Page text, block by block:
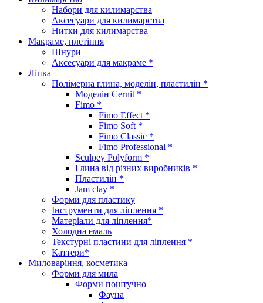
Набори для килимарства
Аксесуари для килимарства
Нитки для килимарства
Макраме, плетіння
Шнури
Аксесуари для макраме *
Ліпка
Полімерна глина, моделін, пластилін *
Моделін Cernit *
Fimo *
Fimo Effect *
Fimo Soft *
Fimo Classic *
Fimo Professional *
Sculpey Polyform *
Глина від різних виробників *
Пластилін *
Jam clay *
Форми для пластику
Інструменти для ліплення *
Матеріали для ліплення*
Холодна емаль
Текстурні пластини для ліплення *
Каттери*
Миловаріння, косметика
Форми для мила
Форми поштучно
Фауна